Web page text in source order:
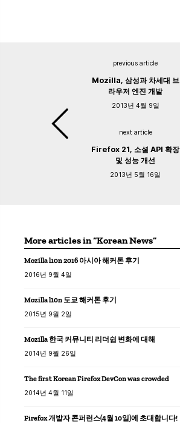
previous article
Mozilla, 삼성과 차세대 브
라우저 엔진 개발
2013년 4월 9일
next article
Firefox 21, 소셜 API 확장
및 성능 개선
2013년 5월 16일
More articles in “Korean News”
Mozilla l10n 2016 아시아 해커톤 후기
2016년 9월 4일
Mozilla l10n 도쿄 해커톤 후기
2015년 9월 2일
Mozilla 한국 커뮤니티 리더쉽 변화에 대해
2014년 9월 26일
The first Korean Firefox DevCon was crowded
2014년 4월 11일
Firefox 개발자 콘퍼런스(4월 10일)에 초대합니다!